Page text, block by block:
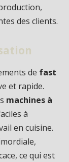
des clients.
de fast
et rapide.
machines à
à
en cuisine.
ce qui est